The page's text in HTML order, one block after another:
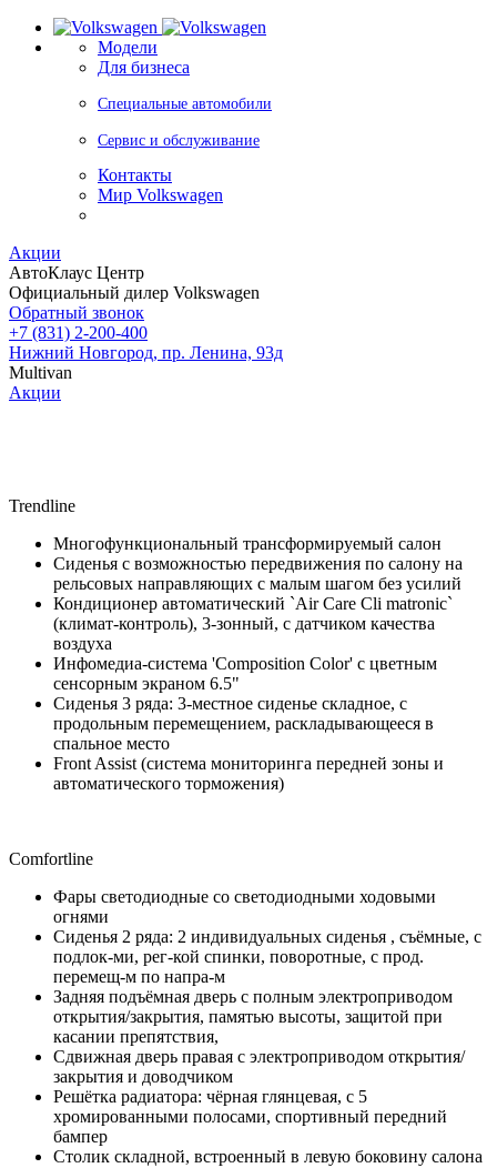
Модели
Для бизнеса
Специальные автомобили
Сервис и обслуживание
Контакты
Мир Volkswagen
Акции
АвтоКлаус Центр
Официальный дилер Volkswagen
Обратный звонок
+7 (831) 2-200-400
Нижний Новгород, пр. Ленина, 93д
Multivan
Акции
Trendline
Многофункциональный трансформируемый салон
Сиденья с возможностью передвижения по салону на
рельсовых направляющих с малым шагом без усилий
Кондиционер автоматический `Air Care Cli matronic`
(климат-контроль), 3-зонный, с датчиком качества
воздуха
Инфомедиа-система 'Composition Color' с цветным
сенсорным экраном 6.5"
Сиденья 3 ряда: 3-местное сиденье складное, с
продольным перемещением, раскладывающееся в
спальное место
Front Assist (система мониторинга передней зоны и
автоматического торможения)
Comfortline
Фары светодиодные со светодиодными ходовыми
огнями
Сиденья 2 ряда: 2 индивидуальных сиденья , съёмные, с
подлок-ми, рег-кой спинки, поворотные, с прод.
перемещ-м по напра-м
Задняя подъёмная дверь с полным электроприводом
открытия/закрытия, памятью высоты, защитой при
касании препятствия,
Сдвижная дверь правая с электроприводом открытия/
закрытия и доводчиком
Решётка радиатора: чёрная глянцевая, с 5
хромированными полосами, спортивный передний
бампер
Столик складной, встроенный в левую боковину салона